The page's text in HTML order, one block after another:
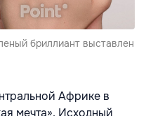
бриллиант выставлен
Африке в
мечта». Исходный